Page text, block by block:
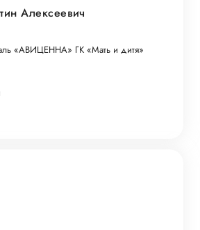
Алексеевич
«АВИЦЕННА» ГК «Мать и дитя»